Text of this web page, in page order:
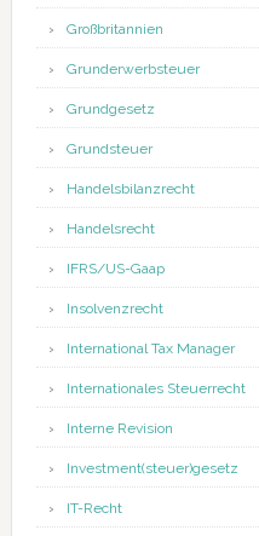
Großbritannien
Grunderwerbsteuer
Grundgesetz
Grundsteuer
Handelsbilanzrecht
Handelsrecht
IFRS/US-Gaap
Insolvenzrecht
International Tax Manager
Internationales Steuerrecht
Interne Revision
Investment(steuer)gesetz
IT-Recht